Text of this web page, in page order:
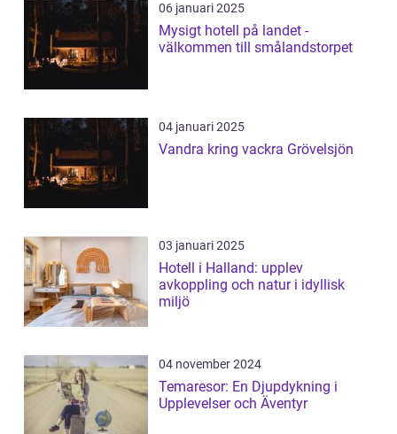
06 januari 2025
Mysigt hotell på landet -
välkommen till smålandstorpet
04 januari 2025
Vandra kring vackra Grövelsjön
03 januari 2025
Hotell i Halland: upplev
avkoppling och natur i idyllisk
miljö
04 november 2024
Temaresor: En Djupdykning i
Upplevelser och Äventyr